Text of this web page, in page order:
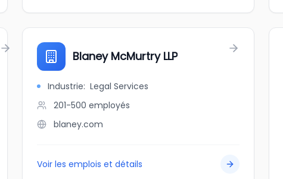
Blaney McMurtry LLP
Industrie: Legal Services
201-500 employés
blaney.com
Voir les emplois et détails